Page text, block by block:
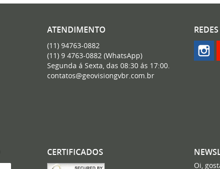
ATENDIMENTO
(11) 94763-0882
(11) 9 4763-0882 (WhatsApp)
Segunda á Sexta, das 08:30 ás 17:00.
contatos@geovisiongvbr.com.br
CERTIFICADOS
Oi,